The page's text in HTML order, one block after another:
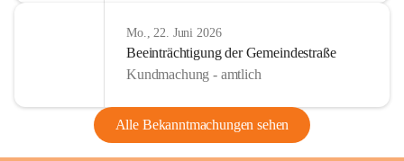
Mo., 22. Juni 2026
Beeinträchtigung der Gemeindestraße
Kundmachung - amtlich
Alle Bekanntmachungen sehen